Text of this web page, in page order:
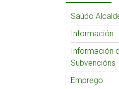
Saúdo
Información
Información
Subvencións
Emprego